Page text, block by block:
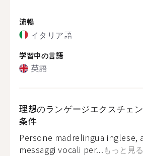
流暢
イタリア語
学習中の言語
英語
理想のランゲージエクスチェ
条件
Persone madrelingua inglese,
messaggi vocali per...もっと見る